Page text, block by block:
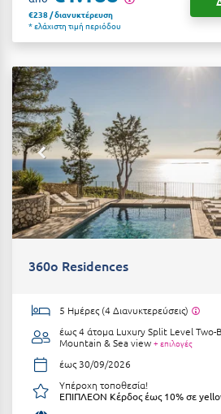
Πλύτρα Λακωνίας
Πόρτο Χέλι
Πρέβεζα
Πύλος
Πύργος
Ρ
Ρόδος
Σαλαμίνα
€238 / διανυκτέρευση
* ελάχιστη τιμή περιόδου
360o Residences
5 Ημέρες (4 Διανυκτερεύσεις)
έως 4 άτομα Luxury Split Level
Mountain & Sea view + επιλογές
έως 30/09/2026
Υπέροχη τοποθεσία!
ΕΠΙΠΛΕΟΝ Κέρδος έως 10% σε